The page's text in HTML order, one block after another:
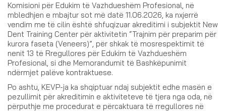
Komisioni për Edukim të Vazhdueshëm Profesional, në
mbledhjen e mbajtur sot më datë 11.06.2026, ka nxjerrë
vendim me të cilin është shfuqizuar akreditimi i subjektit New
Dent Training Center për aktivitetin “Trajnim për preparim për
kurora faseta (Veneers)”, për shkak të mosrespektimit të
nenit 13 të Rregullores për Edukim të Vazhdueshëm
Profesional, si dhe Memorandumit të Bashkëpunimit
ndërmjet palëve kontraktuese.
Po ashtu, KEVP-ja ka shqiptuar ndaj subjektit edhe masën e
pezullimit për akreditimin e aktiviteteve të tjera nga oda, në
përputhje me procedurat e përcaktuara të rregullores në